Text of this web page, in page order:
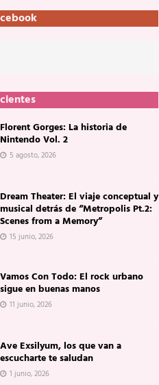
Florent Gorges: La historia de
Nintendo Vol. 2
5 agosto, 2026
Dream Theater: El viaje conceptual y
musical detrás de “Metropolis Pt.2:
Scenes from a Memory”
15 junio, 2026
Vamos Con Todo: El rock urbano
sigue en buenas manos
11 junio, 2026
Ave Exsilyum, los que van a
escucharte te saludan
1 junio, 2026